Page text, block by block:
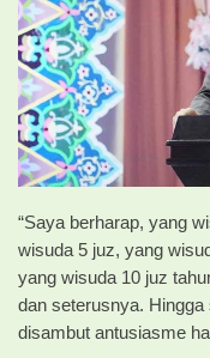
“Saya berharap, yang
wisuda 5 juz, yang
yang wisuda 10 juz
dan seterusnya.
disambut antusiasme